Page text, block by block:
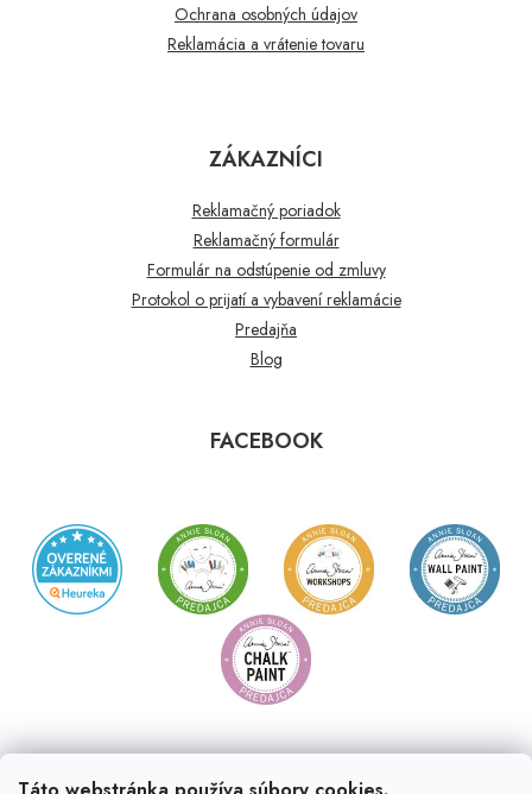
Ochrana osobných údajov
Reklamácia a vrátenie tovaru
ZÁKAZNÍCI
Reklamačný poriadok
Reklamačný formulár
Formulár na odstúpenie od zmluvy
Protokol o prijatí a vybavení reklamácie
Predajňa
Blog
FACEBOOK